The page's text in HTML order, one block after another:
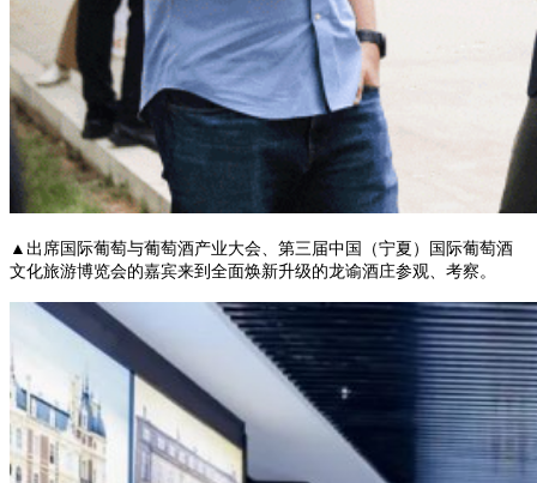
▲出席国际葡萄与葡萄酒产业大会、第三届中国（宁夏）国际葡萄酒
文化旅游博览会的嘉宾来到全面焕新升级的龙谕酒庄参观、考察。